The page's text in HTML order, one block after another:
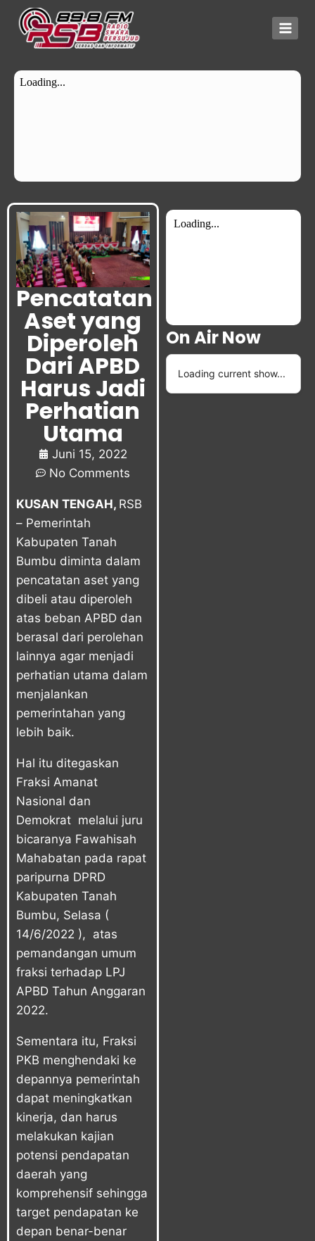
Pencatatan
Aset yang
Diperoleh
Dari APBD
Harus Jadi
Perhatian
Utama
Juni 15, 2022
No Comments
KUSAN TENGAH, RSB
– Pemerintah
Kabupaten Tanah
Bumbu diminta dalam
pencatatan aset yang
dibeli atau diperoleh
atas beban APBD dan
berasal dari perolehan
lainnya agar menjadi
perhatian utama dalam
menjalankan
pemerintahan yang
lebih baik.
Hal itu ditegaskan
Fraksi Amanat
Nasional dan
Demokrat melalui juru
bicaranya Fawahisah
Mahabatan pada rapat
paripurna DPRD
Kabupaten Tanah
Bumbu, Selasa (
14/6/2022 ), atas
pemandangan umum
fraksi terhadap LPJ
APBD Tahun Anggaran
2022.
Sementara itu, Fraksi
PKB menghendaki ke
depannya pemerintah
dapat meningkatkan
kinerja, dan harus
melakukan kajian
potensi pendapatan
daerah yang
komprehensif sehingga
target pendapatan ke
depan benar-benar
On Air Now
Loading current show...